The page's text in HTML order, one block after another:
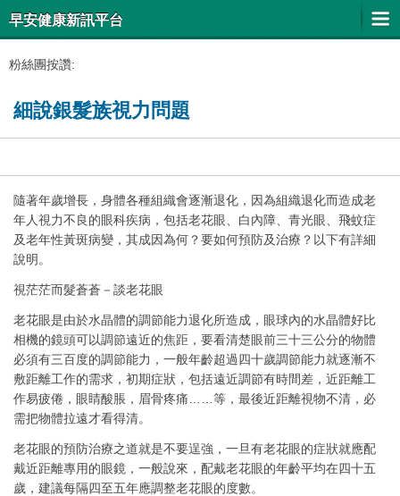
早安健康新訊平台
粉絲團按讚:
細說銀髮族視力問題
隨著年歲增長，身體各種組織會逐漸退化，因為組織退化而造成老
年人視力不良的眼科疾病，包括老花眼、白內障、青光眼、飛蚊症
及老年性黃斑病變，其成因為何？要如何預防及治療？以下有詳細
說明。
視茫茫而髮蒼蒼－談老花眼
老花眼是由於水晶體的調節能力退化所造成，眼球內的水晶體好比
相機的鏡頭可以調節遠近的焦距，要看清楚眼前三十三公分的物體
必須有三百度的調節能力，一般年齡超過四十歲調節能力就逐漸不
敷距離工作的需求，初期症狀，包括遠近調節有時間差，近距離工
作易疲倦，眼睛酸脹，眉骨疼痛……等，最後近距離視物不清，必
需把物體拉遠才看得清。
老花眼的預防治療之道就是不要逞強，一旦有老花眼的症狀就應配
戴近距離專用的眼鏡，一般說來，配戴老花眼的年齡平均在四十五
歲，建議每隔四至五年應調整老花眼的度數。